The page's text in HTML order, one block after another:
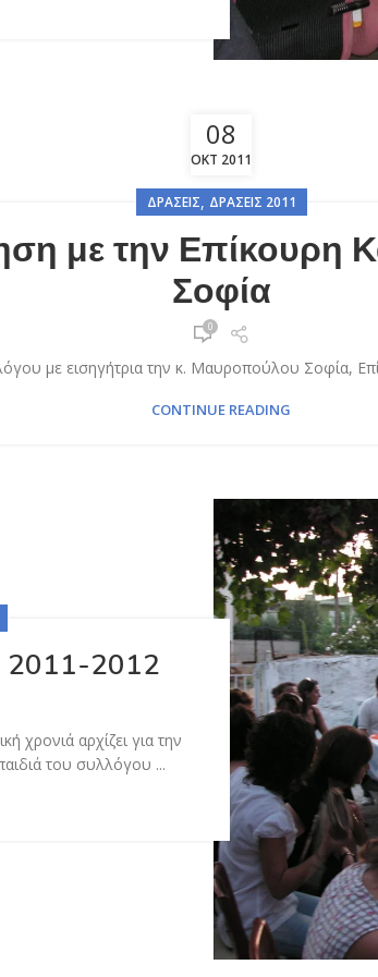
08
ΟΚΤ 2011
ΔΡΆΣΕΙΣ, ΔΡΆΣΕΙΣ 2011
με την Επίκουρη
Σοφία
0
με εισηγήτρια την κ. Μαυροπούλου Σοφία,
CONTINUE READING
2011-2012
χρονιά αρχίζει για την
του συλλόγου ...